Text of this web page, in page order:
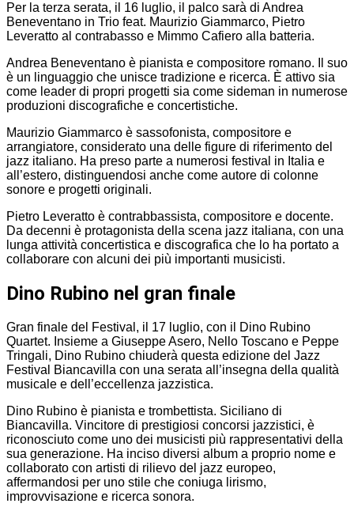
Per la terza serata, il 16 luglio, il palco sarà di Andrea
Beneventano in Trio feat. Maurizio Giammarco, Pietro
Leveratto al contrabasso e Mimmo Cafiero alla batteria.
Andrea Beneventano è pianista e compositore romano. Il suo
è un linguaggio che unisce tradizione e ricerca. È attivo sia
come leader di propri progetti sia come sideman in numerose
produzioni discografiche e concertistiche.
Maurizio Giammarco è sassofonista, compositore e
arrangiatore, considerato una delle figure di riferimento del
jazz italiano. Ha preso parte a numerosi festival in Italia e
all’estero, distinguendosi anche come autore di colonne
sonore e progetti originali.
Pietro Leveratto è contrabbassista, compositore e docente.
Da decenni è protagonista della scena jazz italiana, con una
lunga attività concertistica e discografica che lo ha portato a
collaborare con alcuni dei più importanti musicisti.
Dino Rubino nel gran finale
Gran finale del Festival, il 17 luglio, con il Dino Rubino
Quartet. Insieme a Giuseppe Asero, Nello Toscano e Peppe
Tringali, Dino Rubino chiuderà questa edizione del Jazz
Festival Biancavilla con una serata all’insegna della qualità
musicale e dell’eccellenza jazzistica.
Dino Rubino è pianista e trombettista. Siciliano di
Biancavilla. Vincitore di prestigiosi concorsi jazzistici, è
riconosciuto come uno dei musicisti più rappresentativi della
sua generazione. Ha inciso diversi album a proprio nome e
collaborato con artisti di rilievo del jazz europeo,
affermandosi per uno stile che coniuga lirismo,
improvvisazione e ricerca sonora.